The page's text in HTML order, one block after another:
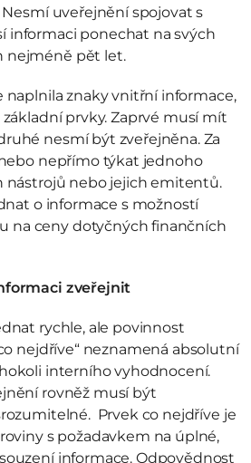
uveřejnění spojovat s
informaci ponechat na svých
nejméně pět let.
naplnila znaky vnitřní informace,
prvky. Zaprvé musí mít
nesmí být zveřejněna. Za
nepřímo týkat jednoho
nástrojů nebo jejich emitentů.
o informace s možností
na ceny dotyčných finančních
zveřejnit
rychle, ale povinnost
nejdříve“ neznamená absolutní
interního vyhodnocení.
rovněž musí být
Prvek co nejdříve je
s požadavkem na úplné,
informace. Odpovědnost